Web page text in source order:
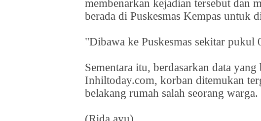
membenarkan kejadian tersebut dan
berada di Puskesmas Kempas untuk
"Dibawa ke Puskesmas sekitar
Sementara itu, berdasarkan data
Inhiltoday.com, korban ditemukan
belakang rumah salah seorang warga.